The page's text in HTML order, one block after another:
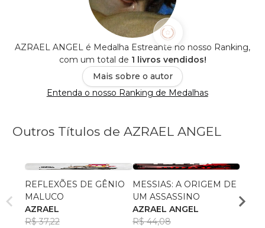
AZRAEL ANGEL é Medalha Estreante no nosso Ranking,
com um total de 1 livros vendidos!
Mais sobre o autor
Entenda o nosso Ranking de Medalhas
Outros Títulos de AZRAEL ANGEL
REFLEXÕES DE GÊNIO
MALUCO
AZRAEL
R$ 37,22
MESSIAS: A ORIGEM DE
UM ASSASSINO
AZRAEL ANGEL
R$ 44,08
livro